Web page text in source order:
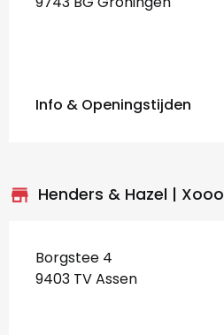
Info & Openingstijden
store_mall_directory Henders & Hazel |
Borgstee 4
9403 TV Assen